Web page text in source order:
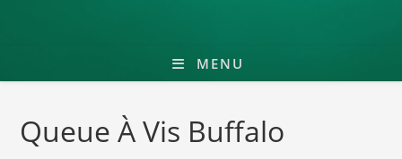
MENU
Queue À Vis Buffalo